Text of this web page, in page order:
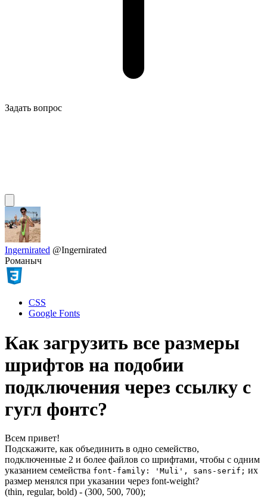
Задать вопрос
Ingernirated @Ingernirated
Романыч
CSS
Google Fonts
Как загрузить все размеры
шрифтов на подобии
подключения через ссылку с
гугл фонтс?
Всем привет!
Подскажите, как объединить в одно семейство,
подключенные 2 и более файлов со шрифтами, чтобы с одним
указанием семейства font-family: 'Muli', sans-serif; их
размер менялся при указании через font-weight?
(thin, regular, bold) - (300, 500, 700);